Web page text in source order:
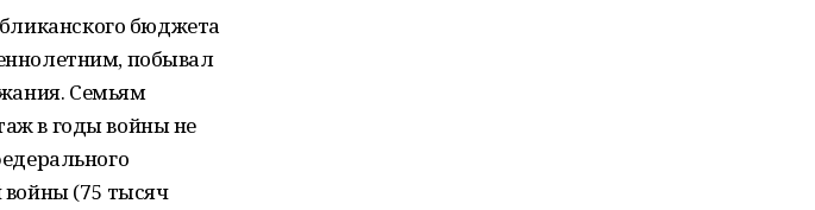
бюджета
побывал
Семьям
в годы войны не
(75 тысяч